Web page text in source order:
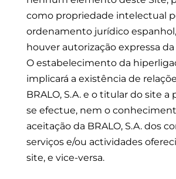
como propriedade intelectual
ordenamento jurídico espanhol,
houver autorização expressa da
O estabelecimento da
implicará a existência de
BRALO, S.A. e o titular do site a
se efectue, nem o
aceitação da BRALO, S.A. dos
serviços e/ou actividades
site, e vice-versa.